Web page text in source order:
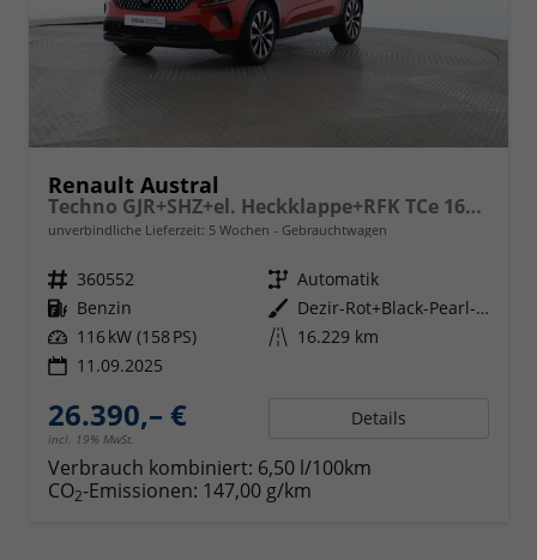
Renault Austral
Techno GJR+SHZ+el. Heckklappe+RFK TCe 160 CVT
unverbindliche Lieferzeit: 5 Wochen Gebrauchtwagen
Fahrzeugnr. 360552 Getriebe Automatik
Kraftstoff Benzin Außenfarbe
Dezir-Rot+Black-Pearl-Schwarz
Leistung 116 kW (158 PS) Kilometerstand 16.229 km
11.09.2025
26.390,– €
incl. 19% MwSt.
Details
Verbrauch kombiniert: 6,50 l/100km
CO2-Emissionen: 147,00 g/km